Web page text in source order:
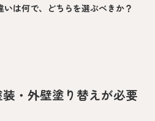
は何で、どちらを選ぶべきか？
・外壁塗り替えが必要